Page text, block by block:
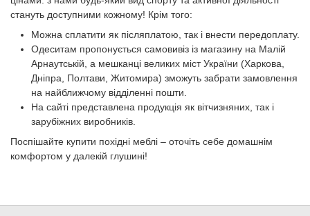
стануть доступними кожному! Крім того:
Можна сплатити як післяплатою, так і внести передоплату.
Одеситам пропонується самовивіз із магазину на Малій
Арнаутській, а мешканці великих міст України (Харкова,
Дніпра, Полтави, Житомира) зможуть забрати замовлення
на найближчому відділенні пошти.
На сайті представлена продукція як вітчизняних, так і
зарубіжних виробників.
Поспішайте купити похідні меблі – оточіть себе домашнім
комфортом у далекій глушині!